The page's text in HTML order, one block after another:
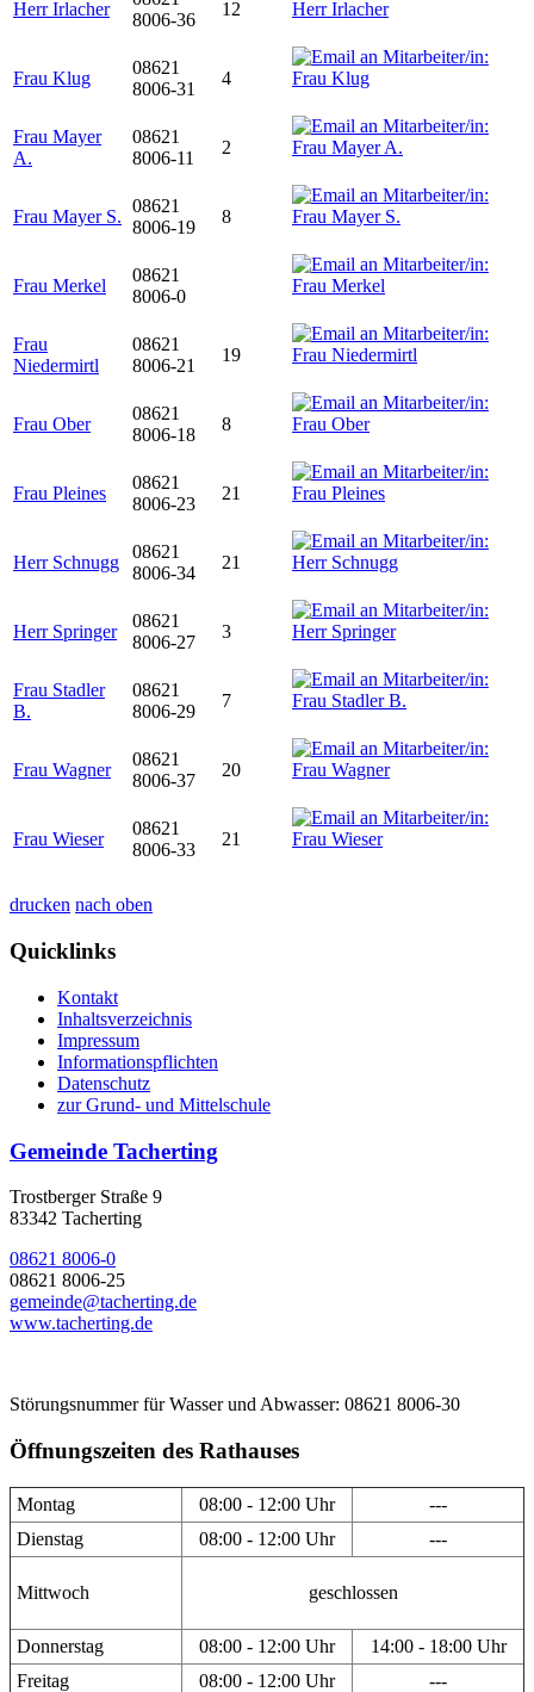
Herr Irlacher
8006-36
12
Frau Klug
08621
8006-31
4
Frau Mayer
A.
08621
8006-11
2
Frau Mayer S.
08621
8006-19
8
Frau Merkel
08621
8006-0
Frau
Niedermirtl
08621
8006-21
19
Frau Ober
08621
8006-18
8
Frau Pleines
08621
8006-23
21
Herr Schnugg
08621
8006-34
21
Herr Springer
08621
8006-27
3
Frau Stadler
B.
08621
8006-29
7
Frau Wagner
08621
8006-37
20
Frau Wieser
08621
8006-33
21
drucken nach oben
Quicklinks
Kontakt
Inhaltsverzeichnis
Impressum
Informationspflichten
Datenschutz
zur Grund- und Mittelschule
Gemeinde Tacherting
Trostberger Straße 9
83342 Tacherting
08621 8006-0
08621 8006-25
gemeinde@tacherting.de
www.tacherting.de
Störungsnummer für Wasser und Abwasser: 08621 8006-30
Öffnungszeiten des Rathauses
Montag 08:00 - 12:00 Uhr
---
Dienstag
08:00 - 12:00 Uhr ---
Mittwoch geschlossen
Donnerstag 08:00 - 12:00 Uhr
14:00 - 18:00 Uhr
Freitag
08:00 - 12:00 Uhr ---